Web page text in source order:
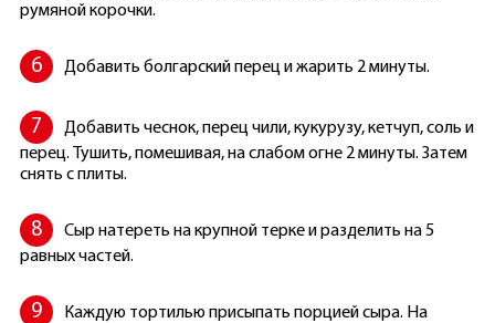
румяной корочки.
Добавить болгарский перец и жарить 2 минуты.
Добавить чеснок, перец чили, кукурузу, кетчуп, соль и
перец. Тушить, помешивая, на слабом огне 2 минуты. Затем
снять с плиты.
Сыр натереть на крупной терке и разделить на 5
равных частей.
Каждую тортилью присыпать порцией сыра. На